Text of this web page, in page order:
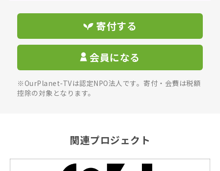
寄付する
会員になる
※OurPlanet-TVは認定NPO法人です。寄付・会費は税額
控除の対象となります。
関連プロジェクト